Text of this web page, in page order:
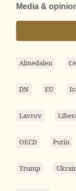
Media &
Almedalen
DN EU
Lavrov
OECD Putin
Trump